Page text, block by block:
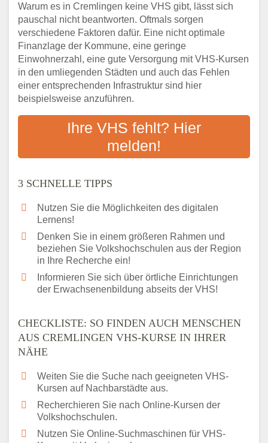
Cremlingen VHS-Kurse in Ihrer Nähe
Abendschule in der Region rund um
Cremlingen
VHS steht für Erwachsenenbildung
Online-Kurse: Alternative Angebote zum
VHS-Kurs
Vor- und Nachteile von Online-Kursen
Bildungsangeboten an
Das bundesweite Volkshochschulwesen
Warum es in Cremlingen keine VHS gibt, lässt sich
pauschal nicht beantworten. Oftmals sorgen
verschiedene Faktoren dafür. Eine nicht optimale
Finanzlage der Kommune, eine geringe
Einwohnerzahl, eine gute Versorgung mit VHS-Kursen
in den umliegenden Städten und auch das Fehlen
einer entsprechenden Infrastruktur sind hier
beispielsweise anzuführen.
Ihre VHS fehlt? Hier
melden!
3 SCHNELLE TIPPS
Nutzen Sie die Möglichkeiten des digitalen
Lernens!
Denken Sie in einem größeren Rahmen und
beziehen Sie Volkshochschulen aus der Region
in Ihre Recherche ein!
Informieren Sie sich über örtliche Einrichtungen
der Erwachsenenbildung abseits der VHS!
CHECKLISTE: SO FINDEN AUCH MENSCHEN
AUS CREMLINGEN VHS-KURSE IN IHRER
NÄHE
Weiten Sie die Suche nach geeigneten VHS-
Kursen auf Nachbarstädte aus.
Recherchieren Sie nach Online-Kursen der
Volkshochschulen.
Nutzen Sie Online-Suchmaschinen für VHS-